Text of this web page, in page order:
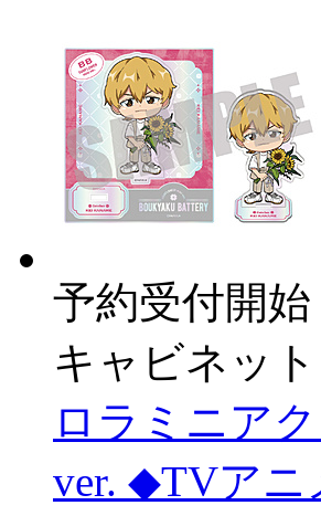
予約受付開始
キャビネット
ロラミニア
ver. ◆TVアニ